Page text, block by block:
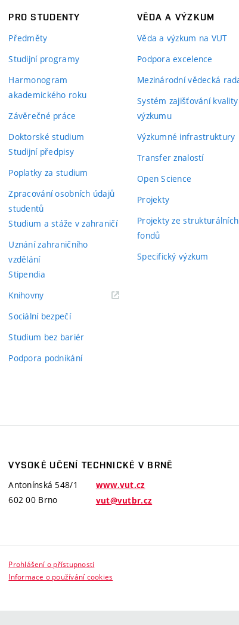
PRO STUDENTY
Předměty
Studijní programy
Harmonogram
akademického roku
Závěrečné práce
Doktorské studium
Studijní předpisy
Poplatky za studium
Zpracování osobních údajů
studentů
Studium a stáže v zahraničí
Uznání zahraničního
vzdělání
Stipendia
Knihovny(externí
Sociální bezpečí
Studium bez bariér
Podpora podnikání
VĚDA A VÝZKUM
Věda a výzkum na VUT
Podpora excelence
Mezinárodní vědecká
Systém zajišťování kvality
výzkumu
Výzkumné infrastruktury
Transfer znalostí
Open Science
Projekty
Projekty ze strukturálních
fondů
Specifický výzkum
VYSOKÉ UČENÍ TECHNICKÉ V BRNĚ
Antonínská 548/1
602 00 Brno
www.vut.cz
vut@vutbr.cz
Prohlášení o přístupnosti
Informace o používání cookies